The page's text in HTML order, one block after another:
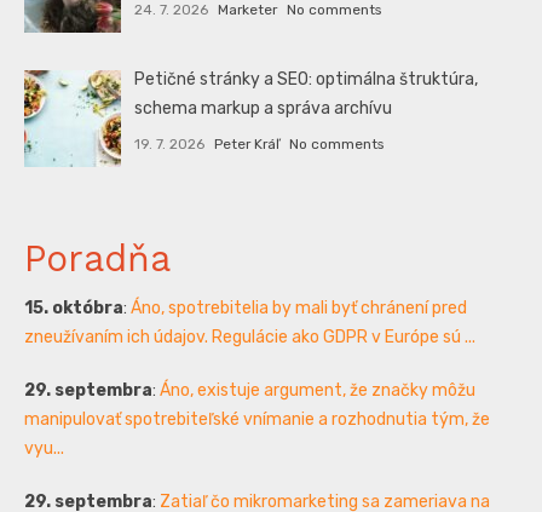
24. 7. 2026 Marketer No comments
Petičné stránky a SEO: optimálna štruktúra,
schema markup a správa archívu
19. 7. 2026 Peter Kráľ No comments
Poradňa
15. októbra: Áno, spotrebitelia by mali byť chránení pred
zneužívaním ich údajov. Regulácie ako GDPR v Európe sú ...
29. septembra: Áno, existuje argument, že značky môžu
manipulovať spotrebiteľské vnímanie a rozhodnutia tým, že
vyu...
29. septembra: Zatiaľ čo mikromarketing sa zameriava na